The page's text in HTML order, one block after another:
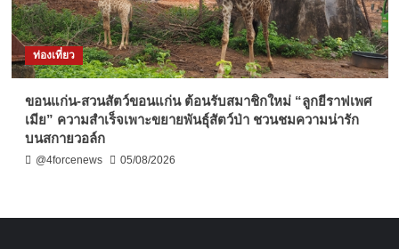
ท่องเที่ยว
ขอนแก่น-สวนสัตว์ขอนแก่น ต้อนรับสมาชิกใหม่ “ลูกยีราฟเพศ
เมีย” ความสำเร็จเพาะขยายพันธุ์สัตว์ป่า ชวนชมความน่ารัก
บนสกายวอล์ก
@4forcenews 05/08/2026